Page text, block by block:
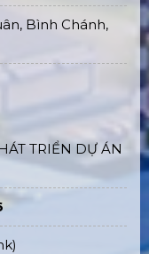
Bình Chánh,
TRIỂN DỰ ÁN